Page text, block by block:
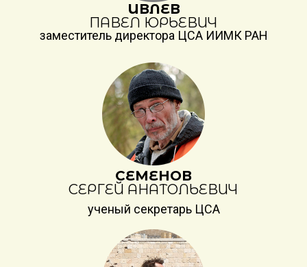
ИВЛЕВ
ПАВЕЛ ЮРЬЕВИЧ
заместитель директора ЦСА ИИМК РАН
СЕМЕНОВ
СЕРГЕЙ АНАТОЛЬЕВИЧ
ученый секретарь ЦСА